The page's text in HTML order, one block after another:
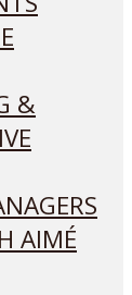
&
AIMÉ